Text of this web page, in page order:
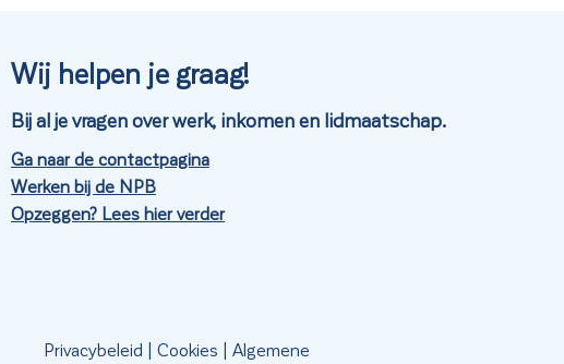
Wij helpen je graag!
Bij al je vragen over werk, inkomen en lidmaatschap.
Ga naar de contactpagina
Werken bij de NPB
Opzeggen? Lees hier verder
Privacybeleid | Cookies | Algemene